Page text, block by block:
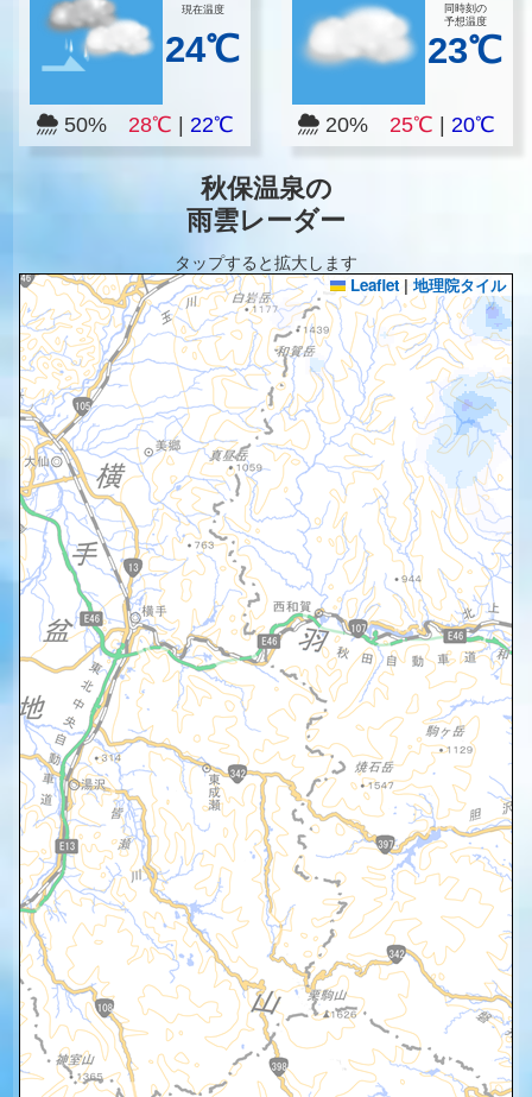
現在温度
24℃
50% 28℃ 22℃
同時刻の
予想温度
23℃
20% 25℃ |20℃
秋保温泉の
雨雲レーダー
タップすると拡大します
Leaflet | 地理院タイル